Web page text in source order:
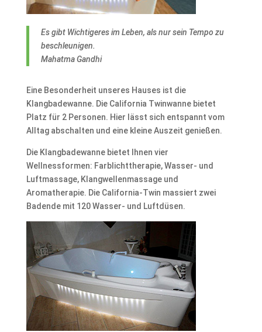
Es gibt Wichtigeres im Leben, als nur sein Tempo zu
beschleunigen.
Mahatma Gandhi
Eine Besonderheit unseres Hauses ist die
Klangbadewanne. Die California Twinwanne bietet
Platz für 2 Personen. Hier lässt sich entspannt vom
Alltag abschalten und eine kleine Auszeit genießen.
Die Klangbadewanne bietet Ihnen vier
Wellnessformen: Farblichttherapie, Wasser- und
Luftmassage, Klangwellenmassage und
Aromatherapie. Die California-Twin massiert zwei
Badende mit 120 Wasser- und Luftdüsen.